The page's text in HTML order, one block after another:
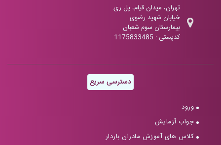
تهران، میدان قیام، پل ری
خیابان شهید رضوی
بیمارستان سوم شعبان
کدپستی : 1175833485
دسترسی سریع
ورود
جواب آزمایش
کلاس های آموزش مادران باردار